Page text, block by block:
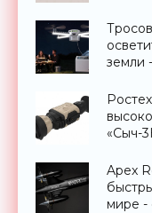
земли
«Сыч-
Apex
мире -